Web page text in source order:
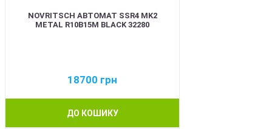
NOVRITSCH АВТОМАТ SSR4 MK2
METAL R10B15M BLACK 32280
18700 грн
ДО КОШИКУ